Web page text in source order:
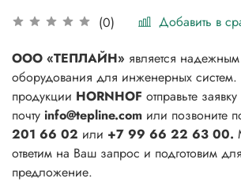
(0) Добавить в
ООО «ТЕПЛАЙН» является
оборудования для инженерных
продукции HORNHOF отправьте
почту info@tepline.com или позвоните
201 66 02 или +7 99 66 22 63 00.
ответим на Ваш запрос и подготовим
предложение.